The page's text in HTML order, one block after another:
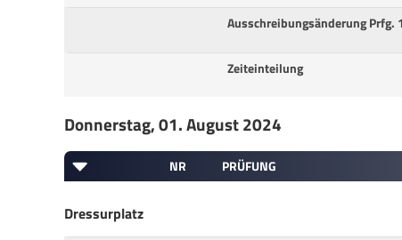
Ausschreibungsänderung Prfg.
Zeiteinteilung
Donnerstag, 01. August 2024
NR PRÜFUNG
Dressurplatz